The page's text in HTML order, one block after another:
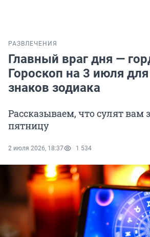
РАЗВЛЕЧЕНИЯ
Главный враг дня —
Гороскоп на 3 июля
знаков зодиака
Рассказываем, что сулят вам
пятницу
2 июля 2026, 18:37 1 534